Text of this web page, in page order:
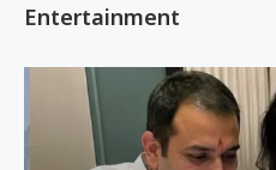
Entertainment